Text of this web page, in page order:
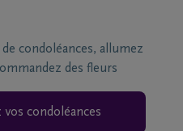
condoléances, allumez
des fleurs
vos condoléances